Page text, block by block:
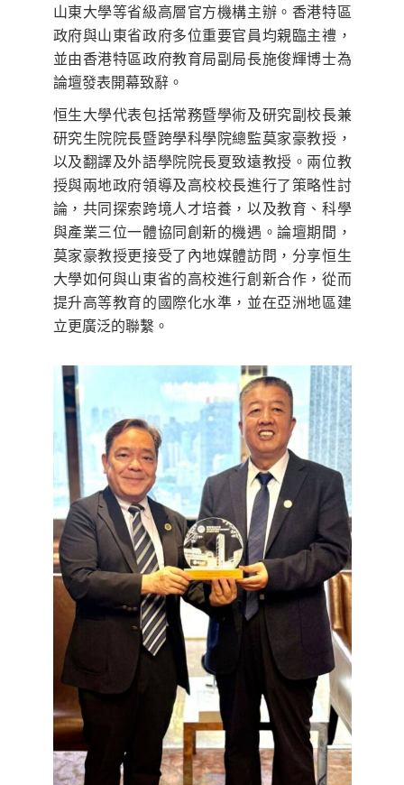
山東大學等省級高層官方機構主辦。香港特區
政府與山東省政府多位重要官員均親臨主禮，
並由香港特區政府教育局副局長施俊輝博士為
論壇發表開幕致辭。
恒生大學代表包括常務暨學術及研究副校長兼
研究生院院長暨跨學科學院總監莫家豪教授，
以及翻譯及外語學院院長夏致遠教授。兩位教
授與兩地政府領導及高校校長進行了策略性討
論，共同探索跨境人才培養，以及教育、科學
與產業三位一體協同創新的機遇。論壇期間，
莫家豪教授更接受了內地媒體訪問，分享恒生
大學如何與山東省的高校進行創新合作，從而
提升高等教育的國際化水準，並在亞洲地區建
立更廣泛的聯繫。